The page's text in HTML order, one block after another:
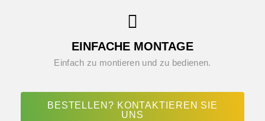
EINFACHE MONTAGE
Einfach zu montieren und zu bedienen.
BESTELLEN? KONTAKTIEREN SIE
UNS